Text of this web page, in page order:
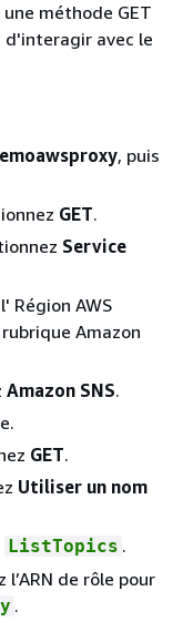
méthode GET
d'interagir avec le
, puis
GET.
Service
Région AWS
Amazon
Amazon SNS.
GET.
Utiliser un nom
ListTopics .
l’ARN de rôle pour
.